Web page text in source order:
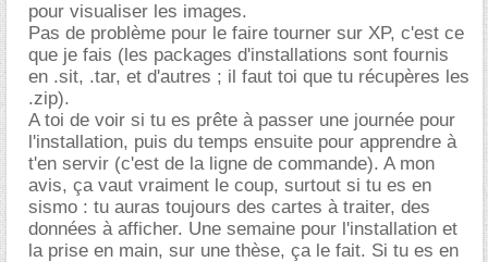
pour visualiser les images.
Pas de problème pour le faire tourner sur XP, c'est ce
que je fais (les packages d'installations sont fournis
en .sit, .tar, et d'autres ; il faut toi que tu récupères les
.zip).
A toi de voir si tu es prête à passer une journée pour
l'installation, puis du temps ensuite pour apprendre à
t'en servir (c'est de la ligne de commande). A mon
avis, ça vaut vraiment le coup, surtout si tu es en
sismo : tu auras toujours des cartes à traiter, des
données à afficher. Une semaine pour l'installation et
la prise en main, sur une thèse, ça le fait. Si tu es en